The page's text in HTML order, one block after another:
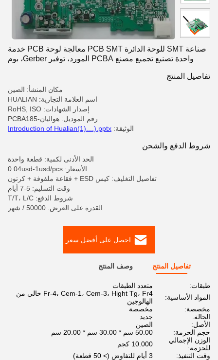
صناعة SMT للوحة الدائرة PCB SMT معالجة لوحة PCB خدمة
واحدة تصنيع تجميع مصنع PCBA المورد، توفير Gerber، بوم
تفاصيل المنتج
مكان المنشأ: الصين
اسم العلامة التجارية: HUALIAN
إصدار الشهادات: RoHS, ISO
رقم الموديل: هواليان-PCBA185
الوثيقة: Introduction of Hualian(1)....).pptx
شروط الدفع والشحن
الحد الأدنى لكمية: قطعة واحدة
الأسعار: 0.04usd-1usd/pcs
تفاصيل التغليف: كيس ESD + فقاعة ملفوفة + كرتون
وقت التسليم: 5-7 أيام
شروط الدفع: T/T، L/C
القدرة على العرض: 50000 / شهر
احصل على أفضل سعر
تفاصيل المنتج وصف المنتج
طبقات:
متعدد الطبقات
المواد الأساسية:
Fr-4، Cem-1، Cem-3، Hight Tg، Fr4 خالي من
الهالوجين
مخصصة:
مخصصة
الحالة:
جديد
الأصل:
الصين
حجم الحزمة:
50.00 سم * 30.00 سم * 20.00 سم
الوزن الإجمالي
للحزمة:
10.000 كجم
وقت التنفيذ:
3 أيام للتفاوض (> 50 قطعة)